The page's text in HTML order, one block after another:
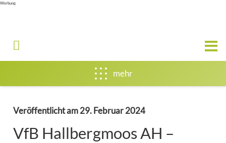
Werbung
mehr
Veröffentlicht am29. Februar 2024
VfB Hallbergmoos AH –